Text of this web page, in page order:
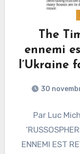
The
ennemi
l’Ukraine
30
Par Luc
ENNEMI EST